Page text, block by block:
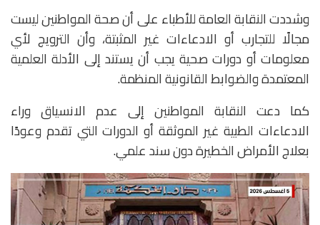
وشددت النقابة العامة للأطباء على أن صحة المواطنين ليست
مجالًا للتجارب أو الادعاءات غير المثبتة، وأن الترويج لأي
معلومات أو دورات صحية يجب أن يستند إلى الأدلة العلمية
المعتمدة والضوابط القانونية المنظمة.
كما دعت النقابة المواطنين إلى عدم الانسياق وراء
الادعاءات الطبية غير الموثقة أو الدورات التي تقدم وعودًا
بعلاج الأمراض الخطيرة دون سند علمي.